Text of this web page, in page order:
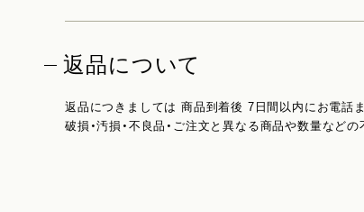
返品について
返品につきましては 商品到着後 7日間以内にお電話
破損・汚損・不良品・ご注文と異なる商品や数量など